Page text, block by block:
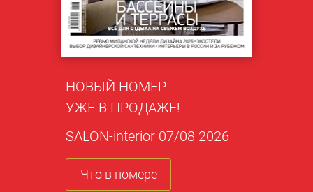
НОВЫЙ НОМЕР
УЖЕ В ПРОДАЖЕ!
SALON-interior 07/08 2026
Что в номере